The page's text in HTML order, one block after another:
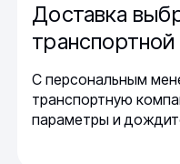
Доставка
С персональным
транспортную
параметры и